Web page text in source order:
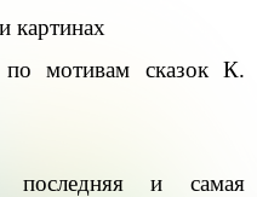
картинах
мотивам сказок К.
последняя и самая